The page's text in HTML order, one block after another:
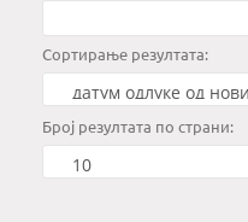
Сортирање резултата:
Број резултата по страни: